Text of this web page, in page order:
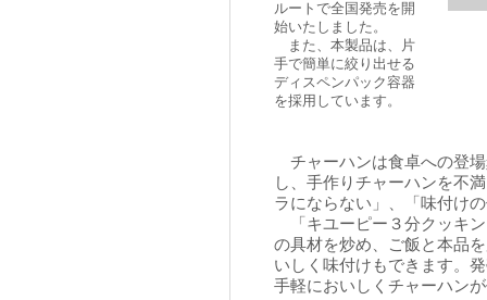
ルートで全国発売を開
始いたしました。
また、本製品は、片
手で簡単に絞り出せる
ディスペンパック容器
を採用しています。
チャーハンは食卓への登
し、手作りチャーハンを不
ラにならない」、「味付け
「キユーピー３分クッキ
の具材を炒め、ご飯と本品
いしく味付けもできます。
手軽においしくチャーハン